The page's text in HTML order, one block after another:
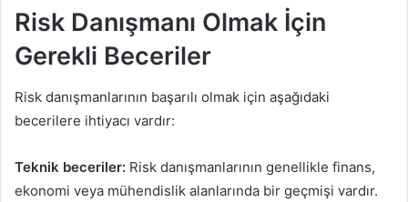
Risk Danışmanı Olmak İçin
Gerekli Beceriler
Risk danışmanlarının başarılı olmak için aşağıdaki
becerilere ihtiyacı vardır:
Teknik beceriler: Risk danışmanlarının genellikle finans,
ekonomi veya mühendislik alanlarında bir geçmişi vardır.